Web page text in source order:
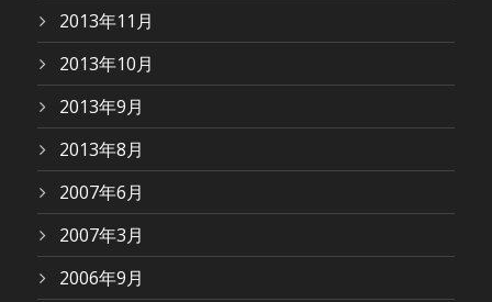
2013年11月
2013年10月
2013年9月
2013年8月
2007年6月
2007年3月
2006年9月